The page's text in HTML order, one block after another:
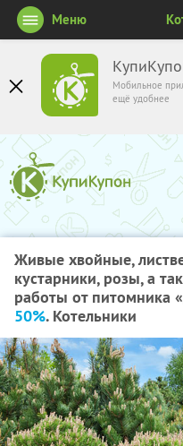
Мобильное
ещё удобнее
Меню
Живые хвойные,
кустарники, розы, а
работы от питомника
50%. Котельники